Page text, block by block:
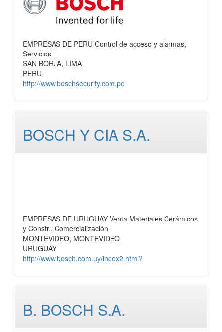
EMPRESAS DE PERU Control de acceso y alarmas,
Servicios
SAN BORJA, LIMA
PERU
http://www.boschsecurity.com.pe
BOSCH Y CIA S.A.
EMPRESAS DE URUGUAY Venta Materiales Cerámicos
y Constr., Comercialización
MONTEVIDEO, MONTEVIDEO
URUGUAY
http://www.bosch.com.uy/index2.html?
B. BOSCH S.A.